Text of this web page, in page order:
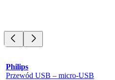
Philips
Przewód USB – micro-USB